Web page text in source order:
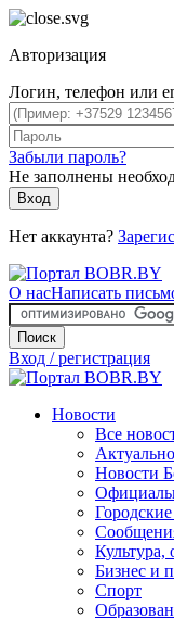
Авторизация
Логин, телефон или
Забыли пароль?
Не заполнены
Вход
Нет аккаунта?
О насНаписать
Поиск
Вход / регистрация
Новости
Все
Актуально
Новости
Культура,
Бизнес и
Спорт